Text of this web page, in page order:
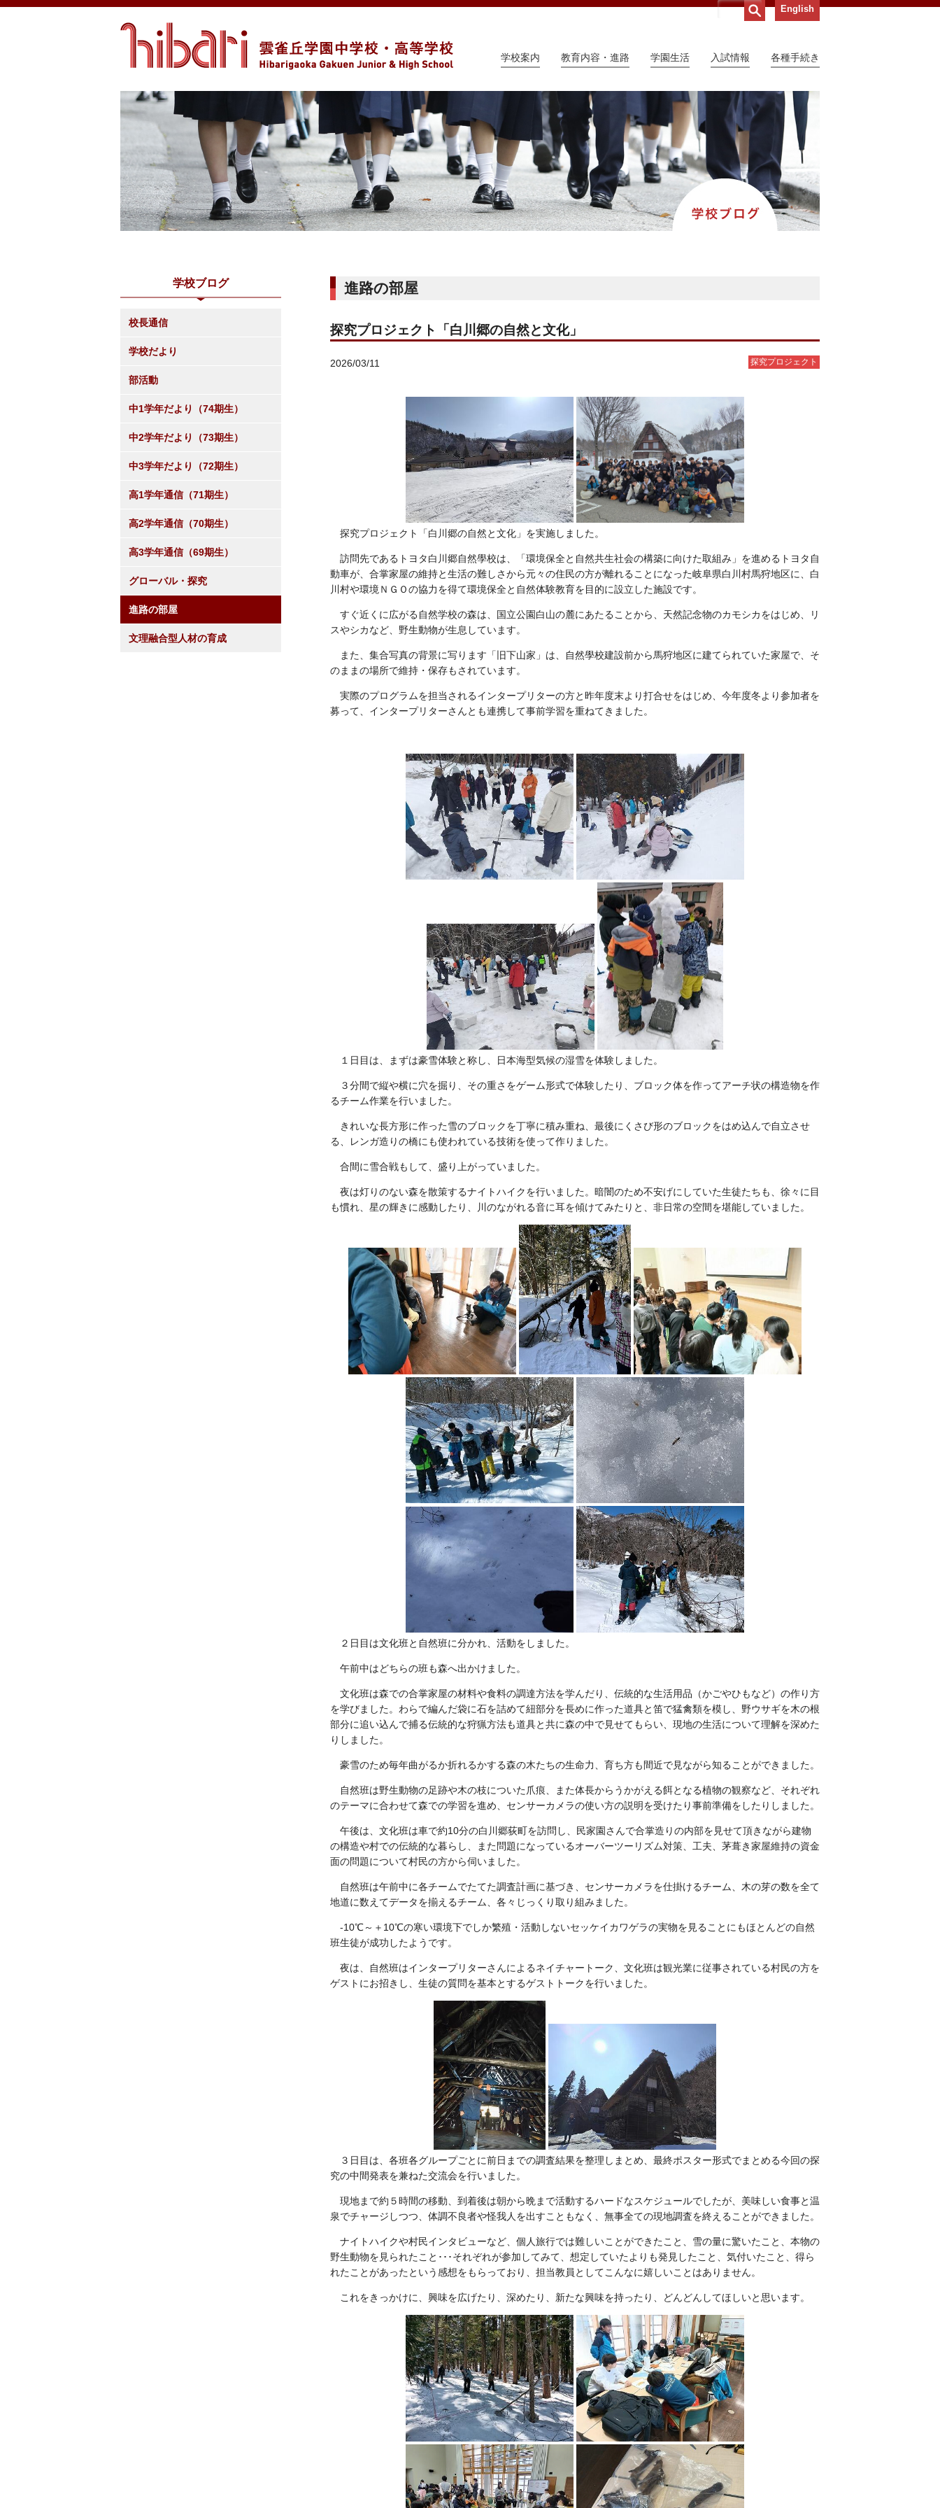
English
学校案内 教育内容・進路 学園生活 入試情報 各種手続き
進路の部屋
探究プロジェクト「白川郷の自然と文化」
2026/03/11 探究プロジェクト
探究プロジェクト「白川郷の自然と文化」を実施しました。
訪問先であるトヨタ白川郷自然學校は、「環境保全と自然共生社会の構築に向けた取組み」を進めるトヨタ自
動車が、合掌家屋の維持と生活の難しさから元々の住民の方が離れることになった岐阜県白川村馬狩地区に、白
川村や環境ＮＧＯの協力を得て環境保全と自然体験教育を目的に設立した施設です。
すぐ近くに広がる自然学校の森は、国立公園白山の麓にあたることから、天然記念物のカモシカをはじめ、リ
スやシカなど、野生動物が生息しています。
また、集合写真の背景に写ります「旧下山家」は、自然學校建設前から馬狩地区に建てられていた家屋で、そ
のままの場所で維持・保存もされています。
実際のプログラムを担当されるインタープリターの方と昨年度末より打合せをはじめ、今年度冬より参加者を
募って、インタープリターさんとも連携して事前学習を重ねてきました。
１日目は、まずは豪雪体験と称し、日本海型気候の湿雪を体験しました。
３分間で縦や横に穴を掘り、その重さをゲーム形式で体験したり、ブロック体を作ってアーチ状の構造物を作
るチーム作業を行いました。
きれいな長方形に作った雪のブロックを丁寧に積み重ね、最後にくさび形のブロックをはめ込んで自立させ
る、レンガ造りの橋にも使われている技術を使って作りました。
合間に雪合戦もして、盛り上がっていました。
夜は灯りのない森を散策するナイトハイクを行いました。暗闇のため不安げにしていた生徒たちも、徐々に目
も慣れ、星の輝きに感動したり、川のながれる音に耳を傾けてみたりと、非日常の空間を堪能していました。
２日目は文化班と自然班に分かれ、活動をしました。
午前中はどちらの班も森へ出かけました。
文化班は森での合掌家屋の材料や食料の調達方法を学んだり、伝統的な生活用品（かごやひもなど）の作り方
を学びました。わらで編んだ袋に石を詰めて紐部分を長めに作った道具と笛で猛禽類を模し、野ウサギを木の根
部分に追い込んで捕る伝統的な狩猟方法も道具と共に森の中で見せてもらい、現地の生活について理解を深めた
りしました。
豪雪のため毎年曲がるか折れるかする森の木たちの生命力、育ち方も間近で見ながら知ることができました。
自然班は野生動物の足跡や木の枝についた爪痕、また体長からうかがえる餌となる植物の観察など、それぞれ
のテーマに合わせて森での学習を進め、センサーカメラの使い方の説明を受けたり事前準備をしたりしました。
午後は、文化班は車で約10分の白川郷荻町を訪問し、民家園さんで合掌造りの内部を見せて頂きながら建物
の構造や村での伝統的な暮らし、また問題になっているオーバーツーリズム対策、工夫、茅葺き家屋維持の資金
面の問題について村民の方から伺いました。
自然班は午前中に各チームでたてた調査計画に基づき、センサーカメラを仕掛けるチーム、木の芽の数を全て
地道に数えてデータを揃えるチーム、各々じっくり取り組みました。
-10℃～＋10℃の寒い環境下でしか繁殖・活動しないセッケイカワゲラの実物を見ることにもほとんどの自然
班生徒が成功したようです。
夜は、自然班はインタープリターさんによるネイチャートーク、文化班は観光業に従事されている村民の方を
ゲストにお招きし、生徒の質問を基本とするゲストトークを行いました。
３日目は、各班各グループごとに前日までの調査結果を整理しまとめ、最終ポスター形式でまとめる今回の探
究の中間発表を兼ねた交流会を行いました。
現地まで約５時間の移動、到着後は朝から晩まで活動するハードなスケジュールでしたが、美味しい食事と温
泉でチャージしつつ、体調不良者や怪我人を出すこともなく、無事全ての現地調査を終えることができました。
ナイトハイクや村民インタビューなど、個人旅行では難しいことができたこと、雪の量に驚いたこと、本物の
野生動物を見られたこと･･･それぞれが参加してみて、想定していたよりも発見したこと、気付いたこと、得ら
れたことがあったという感想をもらっており、担当教員としてこんなに嬉しいことはありません。
これをきっかけに、興味を広げたり、深めたり、新たな興味を持ったり、どんどんしてほしいと思います。
学校ブログ
校長通信
学校だより
部活動
中1学年だより（74期生）
中2学年だより（73期生）
中3学年だより（72期生）
高1学年通信（71期生）
高2学年通信（70期生）
高3学年通信（69期生）
グローバル・探究
進路の部屋
文理融合型人材の育成